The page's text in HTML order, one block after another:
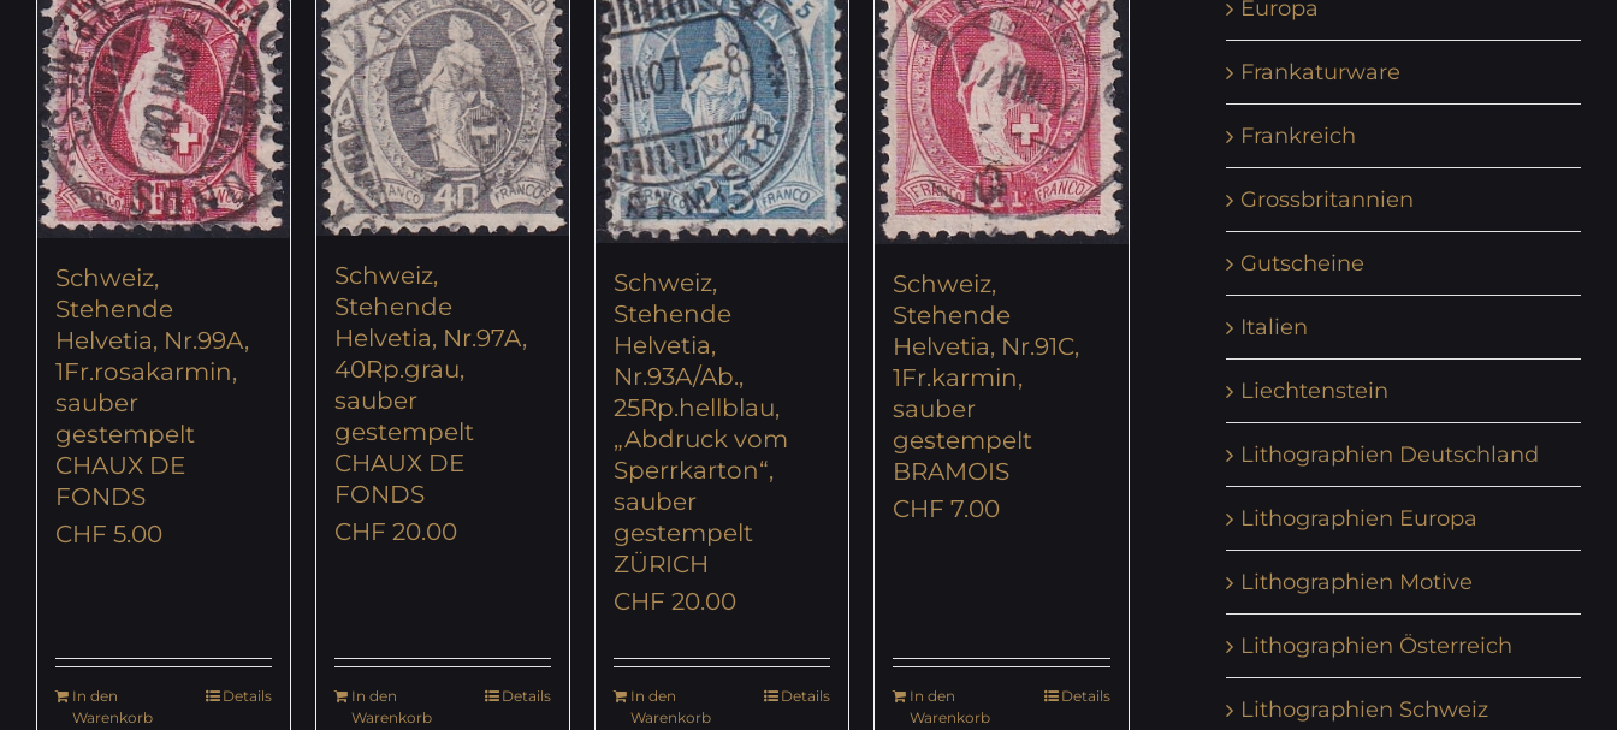
Schweiz,
Stehende
Helvetia, Nr.99A,
1Fr.rosakarmin,
sauber
gestempelt
CHAUX DE
FONDS
CHF 5.00
In den
Warenkorb
Details
Schweiz,
Stehende
Helvetia, Nr.97A,
40Rp.grau,
sauber
gestempelt
CHAUX DE
FONDS
CHF 20.00
In den
Warenkorb
Details
Schweiz,
Stehende
Helvetia,
Nr.93A/Ab.,
25Rp.hellblau,
„Abdruck vom
Sperrkarton“,
sauber
gestempelt
ZÜRICH
CHF 20.00
In den
Warenkorb
Details
Schweiz,
Stehende
Helvetia, Nr.91C,
1Fr.karmin,
sauber
gestempelt
BRAMOIS
CHF 7.00
In den
Warenkorb
Details
Europa
Frankaturware
Frankreich
Grossbritannien
Gutscheine
Italien
Liechtenstein
Lithographien Deutschland
Lithographien Europa
Lithographien Motive
Lithographien Österreich
Lithographien Schweiz